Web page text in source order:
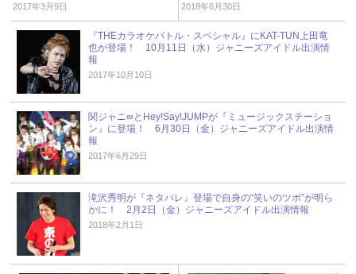
2017年3月9日 2018年6月30日
『THEカラオケバトル・スペシャル』にKAT-TUN上田竜
也が登場！ 10月11日（水）ジャニーズアイドル出演情
報
2017年10月10日
関ジャニ∞とHey!Say!JUMPが『ミュージックステーショ
ン』に登場！ 6月30日（金）ジャニーズアイドル出演情
報
2017年6月29日
滝沢秀明が『ネタパレ』登場で自身の“笑いのツボ”が明ら
かに！ 2月2日（金）ジャニーズアイドル出演情報
2018年2月1日